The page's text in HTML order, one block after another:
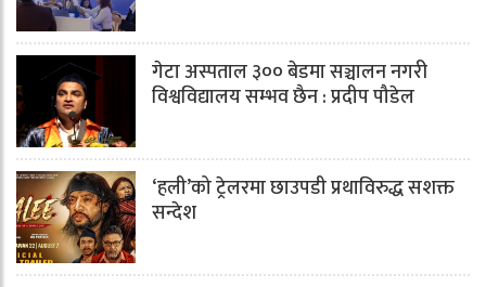
गेटा अस्पताल ३०० बेडमा सञ्चालन नगरी
विश्वविद्यालय सम्भव छैन : प्रदीप पौडेल
‘हली’को ट्रेलरमा छाउपडी प्रथाविरुद्ध सशक्त
सन्देश